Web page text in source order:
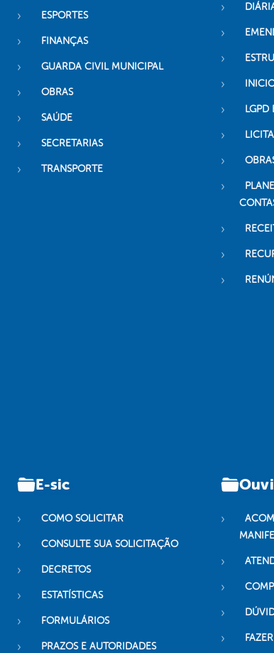
ESPORTES
FINANÇAS
GUARDA CIVIL MUNICIPAL
OBRAS
SAÚDE
SECRETARIAS
TRANSPORTE
LGPD
E-sic
COMO SOLICITAR
CONSULTE SUA SOLICITAÇÃO
DECRETOS
ESTATÍSTICAS
FORMULÁRIOS
PRAZOS E AUTORIDADES